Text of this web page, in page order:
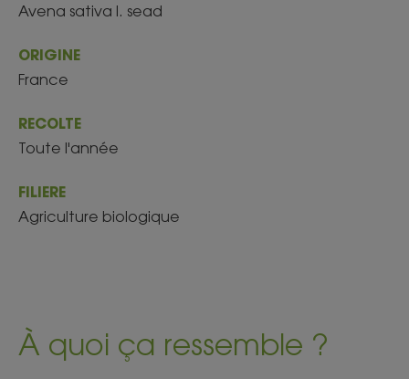
Avena sativa l. sead
ORIGINE
France
RECOLTE
Toute l'année
FILIERE
Agriculture biologique
À quoi ça ressemble ?